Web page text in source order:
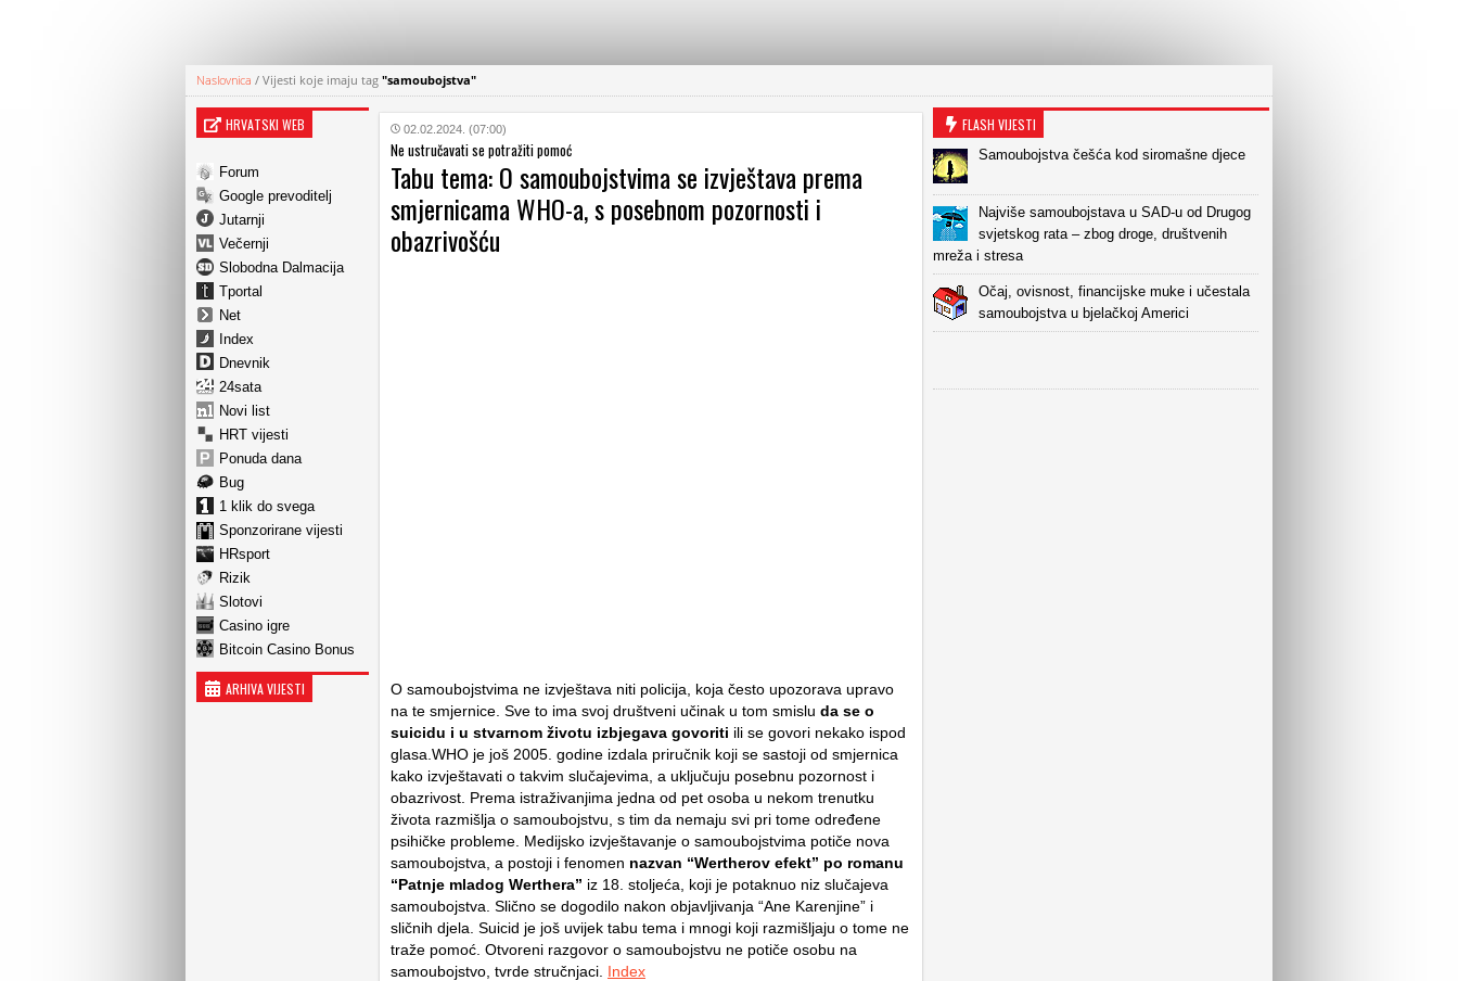
Naslovnica / Vijesti koje imaju tag "samoubojstva"
HRVATSKI WEB
Forum
Google prevoditelj
Jutarnji
Večernji
Slobodna Dalmacija
Tportal
Net
Index
Dnevnik
24sata
Novi list
HRT vijesti
Ponuda dana
Bug
1 klik do svega
Sponzorirane vijesti
HRsport
Rizik
Slotovi
Casino igre
Bitcoin Casino Bonus
ARHIVA VIJESTI
02.02.2024. (07:00)
Ne ustručavati se potražiti pomoć
Tabu tema: O samoubojstvima se izvještava prema
smjernicama WHO-a, s posebnom pozornosti i
obazrivošću
O samoubojstvima ne izvještava niti policija, koja često upozorava upravo
na te smjernice. Sve to ima svoj društveni učinak u tom smislu da se o
suicidu i u stvarnom životu izbjegava govoriti ili se govori nekako ispod
glasa.WHO je još 2005. godine izdala priručnik koji se sastoji od smjernica
kako izvještavati o takvim slučajevima, a uključuju posebnu pozornost i
obazrivost. Prema istraživanjima jedna od pet osoba u nekom trenutku
života razmišlja o samoubojstvu, s tim da nemaju svi pri tome određene
psihičke probleme. Medijsko izvještavanje o samoubojstvima potiče nova
samoubojstva, a postoji i fenomen nazvan “Wertherov efekt” po romanu
“Patnje mladog Werthera” iz 18. stoljeća, koji je potaknuo niz slučajeva
samoubojstva. Slično se dogodilo nakon objavljivanja “Ane Karenjine” i
sličnih djela. Suicid je još uvijek tabu tema i mnogi koji razmišljaju o tome ne
traže pomoć. Otvoreni razgovor o samoubojstvu ne potiče osobu na
samoubojstvo, tvrde stručnjaci. Index
FLASH VIJESTI
Samoubojstva češća kod siromašne djece
Najviše samoubojstava u SAD-u od Drugog
svjetskog rata – zbog droge, društvenih
mreža i stresa
Očaj, ovisnost, financijske muke i učestala
samoubojstva u bjelačkoj Americi